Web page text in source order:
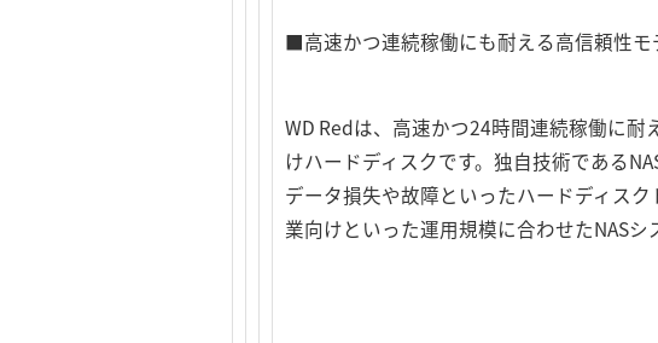
■高速かつ連続稼働にも耐える高信頼性モ
WD Redは、高速かつ24時間連続稼働に
けハードディスクです。独自技術である
データ損失や故障といったハードディス
業向けといった運用規模に合わせたNASシ